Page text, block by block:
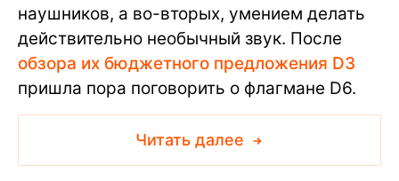
наушников, а во-вторых, умением делать
действительно необычный звук. После
обзора их бюджетного предложения D3
пришла пора поговорить о флагмане D6.
Читать далее